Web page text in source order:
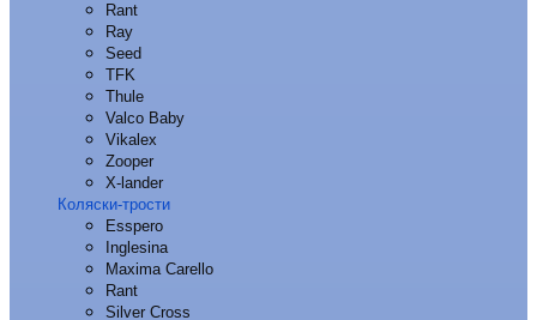
Rant
Ray
Seed
TFK
Thule
Valco Baby
Vikalex
Zooper
X-lander
Коляски-трости
Esspero
Inglesina
Maxima Carello
Rant
Silver Cross